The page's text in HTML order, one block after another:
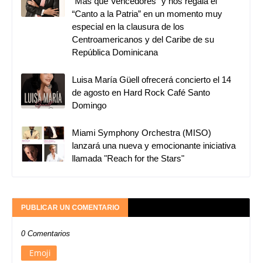
“Canto a la Patria” en un momento muy
especial en la clausura de los
Centroamericanos y del Caribe de su
República Dominicana
Luisa María Güell ofrecerá concierto el 14
de agosto en Hard Rock Café Santo
Domingo
Miami Symphony Orchestra (MISO)
lanzará una nueva y emocionante iniciativa
llamada "Reach for the Stars"
PUBLICAR UN COMENTARIO
0 Comentarios
Emoji